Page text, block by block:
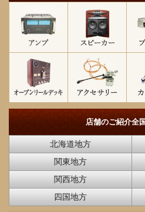
店舗のご紹介全
北海道地方
関東地方
関西地方
四国地方